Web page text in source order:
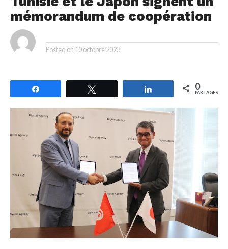
mémorandum de coopération
Posted on 10 octobre 2023
Partagez 0
PARTAGES